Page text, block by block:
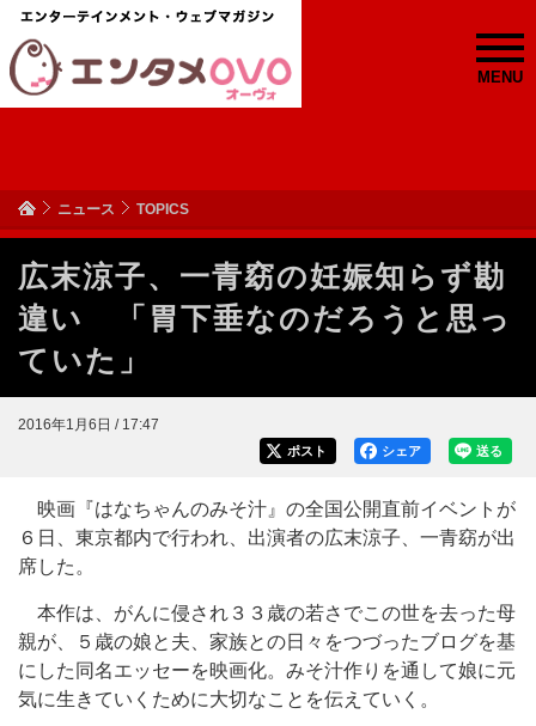
MENU
ニュース TOPICS
広末涼子、一青窈の妊娠知らず勘
違い 「胃下垂なのだろうと思っ
ていた」
2016年1月6日 / 17:47
送る
シェア
ポスト
映画『はなちゃんのみそ汁』の全国公開直前イベントが
６日、東京都内で行われ、出演者の広末涼子、一青窈が出
席した。
本作は、がんに侵され３３歳の若さでこの世を去った母
親が、５歳の娘と夫、家族との日々をつづったブログを基
にした同名エッセーを映画化。みそ汁作りを通して娘に元
気に生きていくために大切なことを伝えていく。